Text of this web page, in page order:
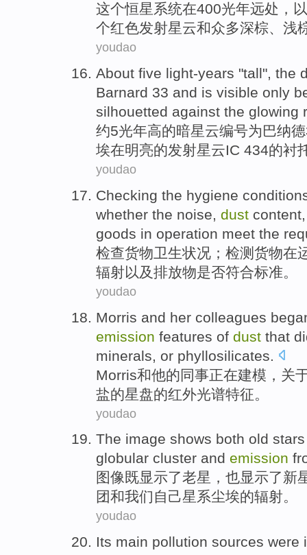
这个恒星系统在400光年远处， 以
个红色发射星云和众多深棕、浅
youdao
About five light-years "tall", the
Barnard 33 and is visible only
silhouetted against the glowing
约5光年高的暗星云编号为巴纳德
埃在明亮的发射星云IC 434的衬
youdao
Checking the hygiene
whether the noise, dust content
goods in operation meet the
检查货物卫生状况 ； 检测 货物在
辐射以及排放物是否符合标准。
youdao
Morris and her colleagues
emission features of dust that
minerals
or phyllosilicates
Morris和他的同事正在建模 ，关
盐的星盘的红外光谱特征 。
youdao
The image shows both old stars
globular cluster and emission
图像 既显示了老星 ，也显示了新
团和我们自己星系尘埃的辐射。
youdao
Its main pollution sources were